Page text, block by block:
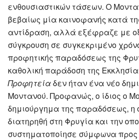
ενθουσιαστικών τάσεων. Ο
βεβαίως μία καινοφανής κατά
αντίδραση, αλλά εξέφραζε με
σύγκρουση σε συγκεκριμένο
προφητικής παραδόσεως της
καθολική παράδοση της
Προφητείαδεν ήταν ένα νέο
Μοντανού. Προφανώς, ο ίδιος ο
δημιούργημα της παραδόσεως, η
διατηρηθή στη Φρυγία και την
συστηματοποίησε σύμφωνα προς